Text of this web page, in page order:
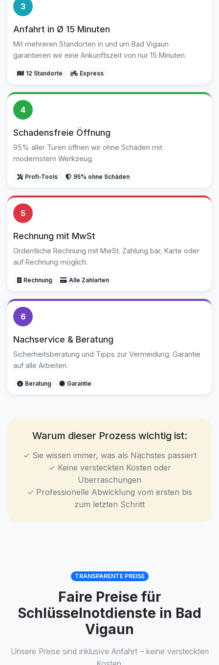
3
Anfahrt in Ø 15 Minuten
Mit mehreren Standorten in und um Bad Vigaun
garantieren wir eine Ankunftszeit von nur 15 Minuten.
12 Standorte Express
4
Schadensfreie Öffnung
95% aller Türen öffnen wir ohne Schäden mit
modernstem Werkzeug.
Profi-Tools 95% ohne Schäden
5
Rechnung mit MwSt
Ordentliche Rechnung mit MwSt. Zahlung bar, Karte oder
auf Rechnung möglich.
Rechnung Alle Zahlarten
6
Nachservice & Beratung
Sicherheitsberatung und Tipps zur Vermeidung. Garantie
auf alle Arbeiten.
Beratung Garantie
Warum dieser Prozess wichtig ist:
✓ Sie wissen immer, was als Nächstes passiert
✓ Keine versteckten Kosten oder
Überraschungen
✓ Professionelle Abwicklung vom ersten bis
zum letzten Schritt
TRANSPARENTE PREISE
Faire Preise für
Schlüsselnotdienste in Bad
Vigaun
Unsere Preise sind inklusive Anfahrt – keine versteckten